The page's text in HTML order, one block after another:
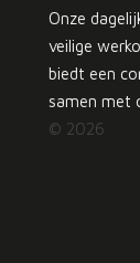
Onze
veilige
biedt een
samen met
© 2026